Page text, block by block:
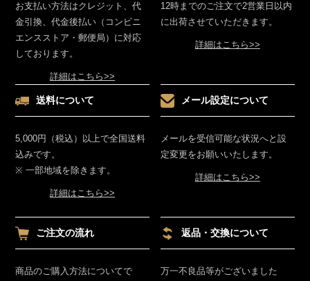
お支払い方法はクレジット、代
金引換、代金後払い（コンビニ
エンスストア・郵便局）に対応
しております。
詳細はこちら>>
12時までのご注文で2営業日以内
に出荷させていただきます。
詳細はこちら>>
送料について
5,000円（税込）以上で全国送料
込みです。
※ 一部地域を除きます。
詳細はこちら>>
メール設定について
メールを受信可能な状況へと設
定変更をお願いいたします。
詳細はこちら>>
ご注文の流れ
商品のご購入方法についてで
返品・交換について
万一不良品等がございました